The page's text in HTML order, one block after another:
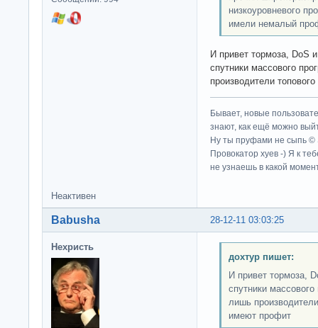
низкоуровневого
имели немалый
И привет тормоза, DoS
спутники массового
производители
Бывает, новые
знают, как ещё можно
Ну ты пруфами не сыпь ©
Провокатор хуев -) Я к
не узнаешь в какой
Неактивен
28-12-11 03:03:25
Babusha
Нехристь
дохтур пишет:
И привет тормоза,
спутники
лишь
имеют профит